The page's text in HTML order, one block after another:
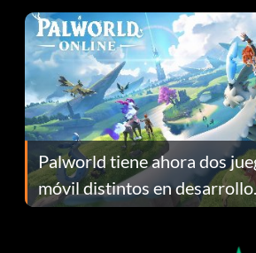
Palworld tiene ahora dos
móvil distintos en
continuación te explicamos